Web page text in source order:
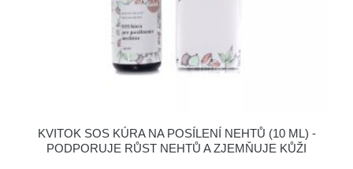
KVITOK SOS KÚRA NA POSÍLENÍ NEHTŮ (10 ML) -
PODPORUJE RŮST NEHTŮ A ZJEMŇUJE KŮŽI